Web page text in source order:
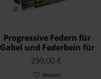
Progressive Federn für
Gabel und Federbein für
BMW F900GS mit
Enduro-Paket Pro
299,00 €
Merken